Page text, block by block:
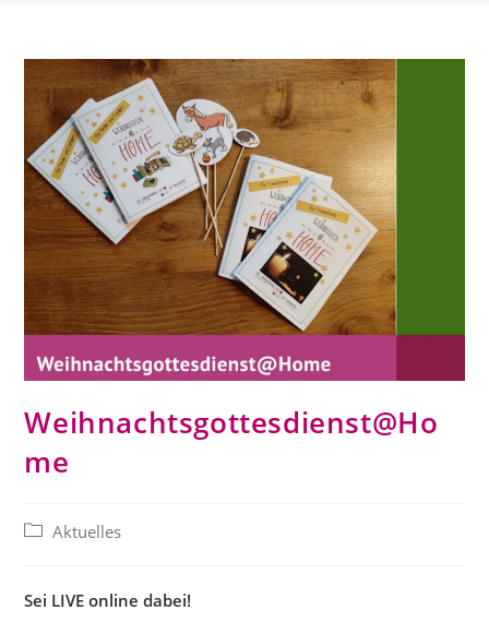
Weihnachtsgottesdienst@Ho
me
Beitrags-
Aktuelles
Sei LIVE online dabei!